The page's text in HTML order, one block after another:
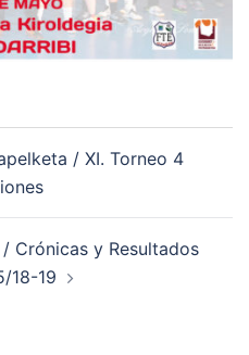
/ XI. Torneo 4
Crónicas y Resultados
18-19